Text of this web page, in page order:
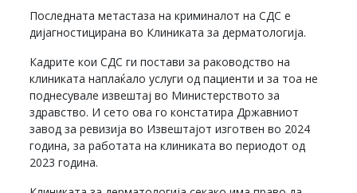
Последната метастаза на криминалот на СДС е
дијагностицирана во Клиниката за дерматологија.
Кадрите кои СДС ги постави за раководство на
клиниката наплаќало услуги од пациенти и за тоа не
поднесувале извештај во Министерството за
здравство. И сето ова го констатира Државниот
завод за ревизија во Извештајот изготвен во 2024
година, за работата на клиниката во периодот од
2023 година.